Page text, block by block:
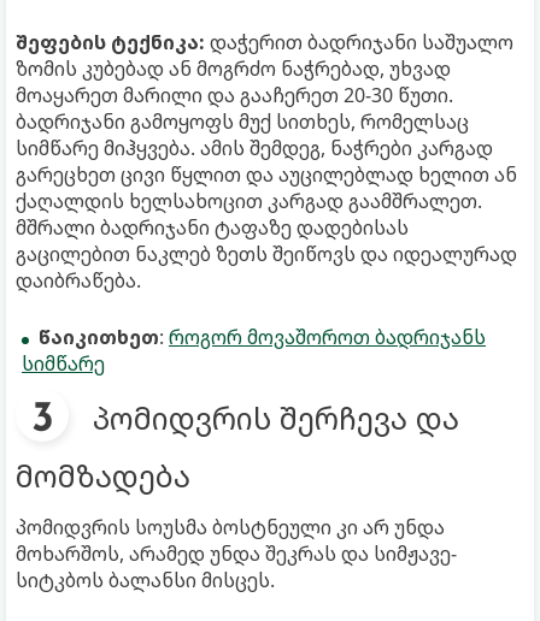
შეფების ტექნიკა: დაჭერით ბადრიჯანი საშუალო
ზომის კუბებად ან მოგრძო ნაჭრებად, უხვად
მოაყარეთ მარილი და გააჩერეთ 20-30 წუთი.
ბადრიჯანი გამოყოფს მუქ სითხეს, რომელსაც
სიმწარე მიჰყვება. ამის შემდეგ, ნაჭრები კარგად
გარეცხეთ ცივი წყლით და აუცილებლად ხელით ან
ქაღალდის ხელსახოცით კარგად გაამშრალეთ.
მშრალი ბადრიჯანი ტაფაზე დადებისას
გაცილებით ნაკლებ ზეთს შეიწოვს და იდეალურად
დაიბრაწება.
წაიკითხეთ: როგორ მოვაშოროთ ბადრიჯანს
სიმწარე
პომიდვრის შერჩევა და
მომზადება
პომიდვრის სოუსმა ბოსტნეული კი არ უნდა
მოხარშოს, არამედ უნდა შეკრას და სიმჟავე-
სიტკბოს ბალანსი მისცეს.